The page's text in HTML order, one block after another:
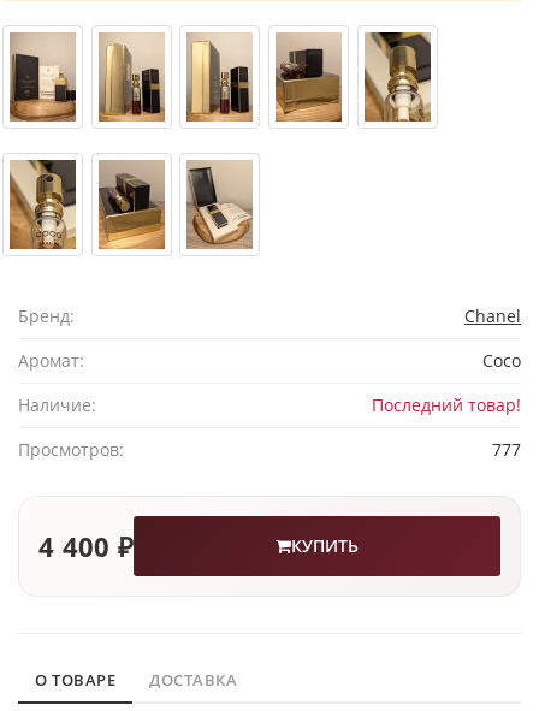
Бренд:
Chanel
Аромат:
Coco
Наличие:
Последний товар!
Просмотров:
777
4 400 ₽ КУПИТЬ
О ТОВАРЕ ДОСТАВКА